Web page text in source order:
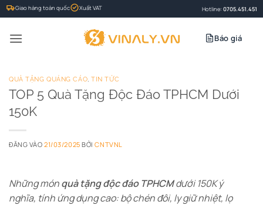
Bỏ
qua
nội
Giao hàng toàn quốc Xuất VAT Hotline: 0705.451.451
Báo giá
QUÀ TẶNG QUẢNG CÁO,TIN TỨC
TOP 5 Quà Tặng Độc Đáo TPHCM Dưới
150K
ĐĂNG VÀO21/03/2025 BỞICNTVNL
Những mónquà tặng độc đáo TPHCMdưới 150K ý
nghĩa, tính ứng dụng cao: bộ chén đôi, ly giữ nhiệt, lọ